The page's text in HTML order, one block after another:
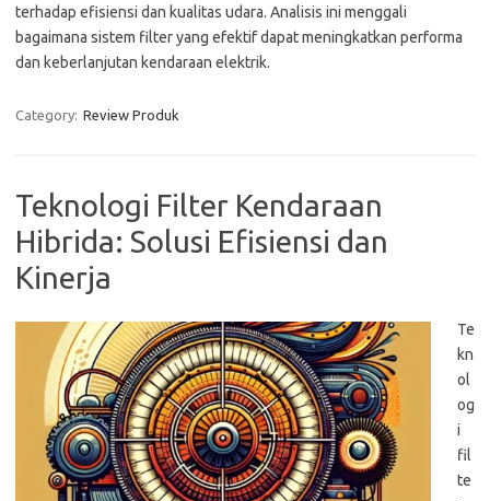
terhadap efisiensi dan kualitas udara. Analisis ini menggali
bagaimana sistem filter yang efektif dapat meningkatkan performa
dan keberlanjutan kendaraan elektrik.
Category: Review Produk
Teknologi Filter Kendaraan
Hibrida: Solusi Efisiensi dan
Kinerja
Te
kn
ol
og
i
fil
te